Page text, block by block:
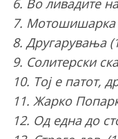
6. Во ливадите
7. Мотошишарка
8. Другарувања
9. Солитерски
10. Тој е патот,
11. Жарко
12. Од една до